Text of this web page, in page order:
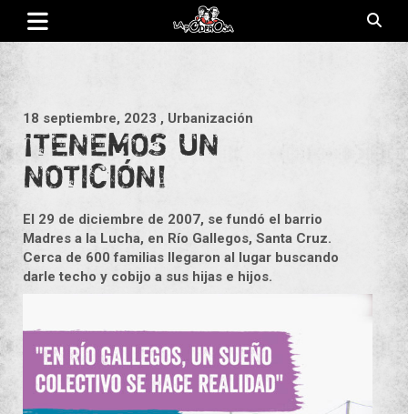
Saltar
contenido
18 septiembre, 2023 , Urbanización
¡TENEMOS UN
NOTICIÓN!
El 29 de diciembre de 2007, se fundó el barrio
Madres a la Lucha, en Río Gallegos, Santa Cruz.
Cerca de 600 familias llegaron al lugar buscando
darle techo y cobijo a sus hijas e hijos.